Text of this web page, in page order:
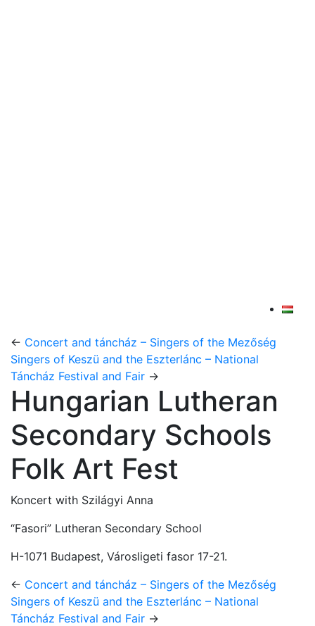
← Concert and táncház – Singers of the Mezőség
Singers of Keszü and the Eszterlánc – National
Táncház Festival and Fair →
Hungarian Lutheran
Secondary Schools
Folk Art Fest
Koncert with Szilágyi Anna
“Fasori” Lutheran Secondary School
H-1071 Budapest, Városligeti fasor 17-21.
← Concert and táncház – Singers of the Mezőség
Singers of Keszü and the Eszterlánc – National
Táncház Festival and Fair →